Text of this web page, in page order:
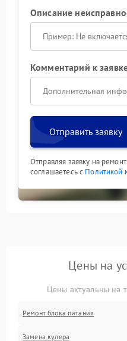
Описание
Комментарий к
Отправить заявку
Отправляя заявку на
соглашаетесь с Политикой
Цены на
Цены актуальны на
Ремонт блока питания
Замена кулера